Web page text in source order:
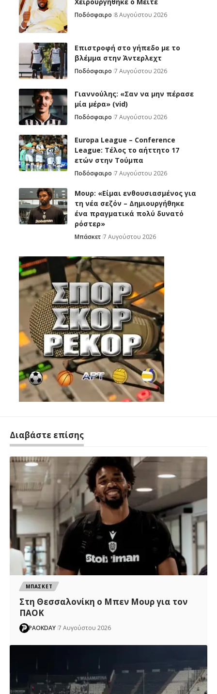
Ποδόσφαιρο 8 Αυγούστου 2026
Επιστροφή στο γήπεδο με το
βλέμμα στην Άντερλεχτ
Ποδόσφαιρο 7 Αυγούστου 2026
Γιαννούλης: «Σαν να μην πέρασε
μία μέρα» (vid)
Ποδόσφαιρο 7 Αυγούστου 2026
Europa League – Conference
League: Τέλος το αήττητο 17
ετών στην Τούμπα
Ποδόσφαιρο 7 Αυγούστου 2026
Μουρ: «Είμαι ενθουσιασμένος για
τη νέα σεζόν – Δημιουργήθηκε
ένα πραγματικά πολύ δυνατό
ρόστερ»
Μπάσκετ 7 Αυγούστου 2026
Διαβάστε επίσης
ΜΠΑΣΚΕΤ
Στη Θεσσαλονίκη ο Μπεν Μουρ για τον
ΠΑΟΚ
PAOKDAY 7 Αυγούστου 2026